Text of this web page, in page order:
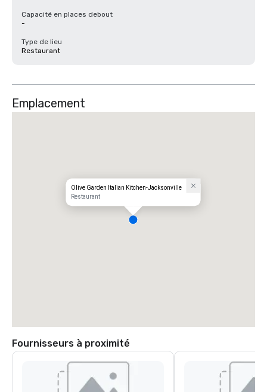
Capacité en places debout
-
Type de lieu
Restaurant
Emplacement
Olive Garden Italian Kitchen-Jacksonville
Restaurant
Fournisseurs à proximité